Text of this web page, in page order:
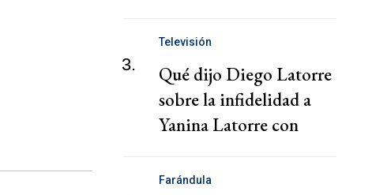
3.
Televisión
Qué dijo Diego Latorre
sobre la infidelidad a
Yanina Latorre con
Farándula